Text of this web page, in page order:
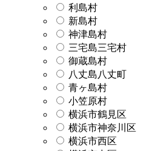
利島村
新島村
神津島村
三宅島三宅村
御蔵島村
八丈島八丈町
青ヶ島村
小笠原村
横浜市鶴見区
横浜市神奈川区
横浜市西区